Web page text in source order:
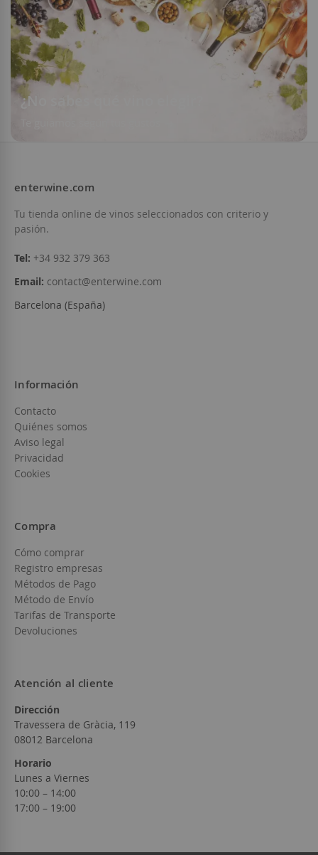
¿No sabes qué vino elegir?
enterwine.com
Tu tienda online de vinos seleccionados con criterio y
pasión.
Tel: +34 932 379 363
Email: contact@enterwine.com
Barcelona (España)
Información
Contacto
Quiénes somos
Aviso legal
Privacidad
Cookies
Compra
Cómo comprar
Registro empresas
Métodos de Pago
Método de Envío
Tarifas de Transporte
Devoluciones
Atención al cliente
Dirección
Travessera de Gràcia, 119
08012 Barcelona
Horario
Lunes a Viernes
10:00 – 14:00
17:00 – 19:00